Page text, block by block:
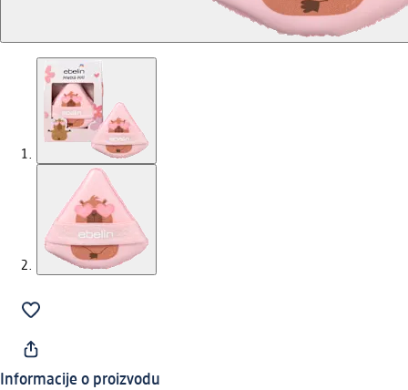
Informacije o proizvodu